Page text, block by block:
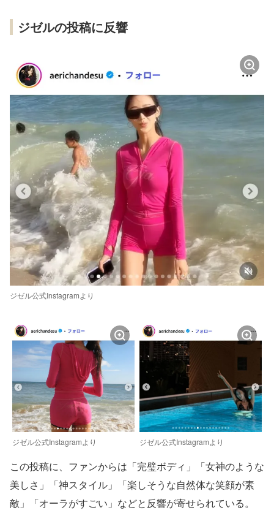
ジゼルの投稿に反響
ジゼル公式Instagramより
ジゼル公式Instagramより ジゼル公式Instagramより
この投稿に、ファンからは「完璧ボディ」「女神のような
美しさ」「神スタイル」「楽しそうな自然体な笑顔が素
敵」「オーラがすごい」などと反響が寄せられている。